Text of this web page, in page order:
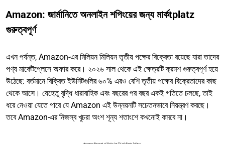
Amazon: জার্মানিতে অনলাইন শপিংয়ের জন্য মার্কtplatz
গুরুত্বপূর্ণ
এখন পর্যন্ত, Amazon-এর মিলিয়ন মিলিয়ন তৃতীয় পক্ষের বিক্রেতা রয়েছে যারা তাদের
পণ্য মার্কেটপ্লেসে অফার করে। ২০২৬ সাল থেকে এই ক্ষেত্রটি ক্রমশ গুরুত্বপূর্ণ হয়ে
উঠেছে: বর্তমানে বিক্রিত ইউনিটগুলির ৬০% এরও বেশি তৃতীয় পক্ষের বিক্রেতাদের কাছ
থেকে আসে। যেহেতু বৃদ্ধি ধারাবাহিক এবং বছরের পর বছর একই গতিতে চলছে, তাই
ধরে নেওয়া যেতে পারে যে Amazon এই উন্নয়নটি সচেতনভাবে নিয়ন্ত্রণ করছে।
তবে Amazon-এর নিজস্ব খুচরা অংশ শূন্য শতাংশে কখনোই কমবে না।